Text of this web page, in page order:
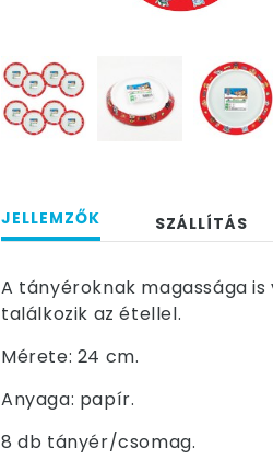
JELLEMZŐK SZÁLLÍTÁS
A tányéroknak magassága
találkozik az étellel.
Mérete: 24 cm.
Anyaga: papír.
8 db tányér/csomag.